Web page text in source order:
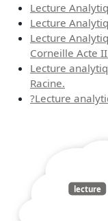
Lecture
Lecture
Lecture
Corneille Acte
Lecture
Racine.
?Lecture
lecture